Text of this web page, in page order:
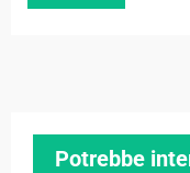
Potrebbe